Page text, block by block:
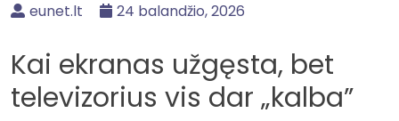
eunet.lt 24 balandžio, 2026
Kai ekranas užgęsta, bet
televizorius vis dar „kalba”